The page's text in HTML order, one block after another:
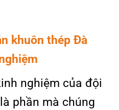
khuôn thép Đà
nghiệm của đội
phần mà chúng